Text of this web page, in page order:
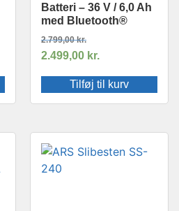
Batteri – 36 V / 6,0 Ah
med Bluetooth®
2.799,00kr.
2.499,00 kr.
Tilføj til kurv